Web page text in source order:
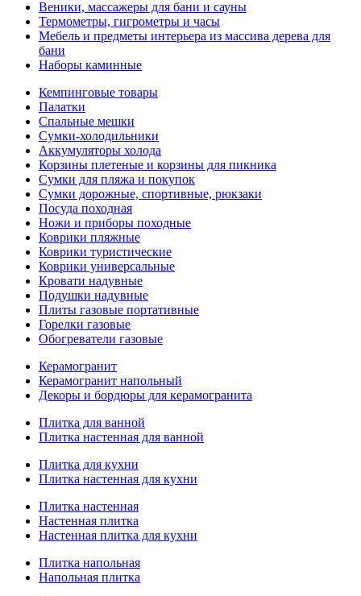
Веники, массажеры для бани и сауны
Термометры, гигрометры и часы
Мебель и предметы интерьера из массива дерева для
бани
Наборы каминные
Кемпинговые товары
Палатки
Спальные мешки
Сумки-холодильники
Аккумуляторы холода
Корзины плетеные и корзины для пикника
Сумки для пляжа и покупок
Сумки дорожные, спортивные, рюкзаки
Посуда походная
Ножи и приборы походные
Коврики пляжные
Коврики туристические
Коврики универсальные
Кровати надувные
Подушки надувные
Плиты газовые портативные
Горелки газовые
Обогреватели газовые
Керамогранит
Керамогранит напольный
Декоры и бордюры для керамогранита
Плитка для ванной
Плитка настенная для ванной
Плитка для кухни
Плитка настенная для кухни
Плитка настенная
Настенная плитка
Настенная плитка для кухни
Плитка напольная
Напольная плитка